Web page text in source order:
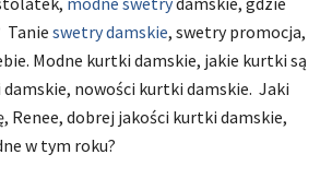
Tanie swetry damskie, swetry promocja,
Modne kurtki damskie, jakie kurtki są
nowości kurtki damskie. Jaki
Renee, dobrej jakości kurtki damskie,
w tym roku?